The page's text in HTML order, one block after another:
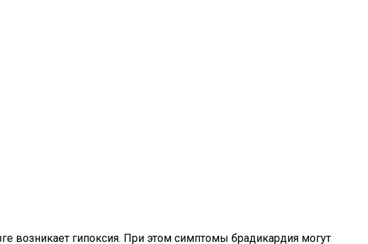
возникает гипоксия. При этом симптомы брадикардия могут